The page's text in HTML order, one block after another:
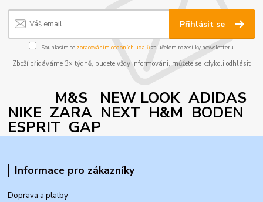
Přihlásit se
Souhlasím se zpracováním osobních údajůza účelem rozesílky newsletteru.
Zboží přidáváme 3× týdně, budete vždy informováni, můžete se kdykoli odhlásit
M&S NEW LOOK ADIDAS
NIKE ZARA NEXT H&M BODEN
ESPRIT GAP
Informace pro zákazníky
Doprava a platby